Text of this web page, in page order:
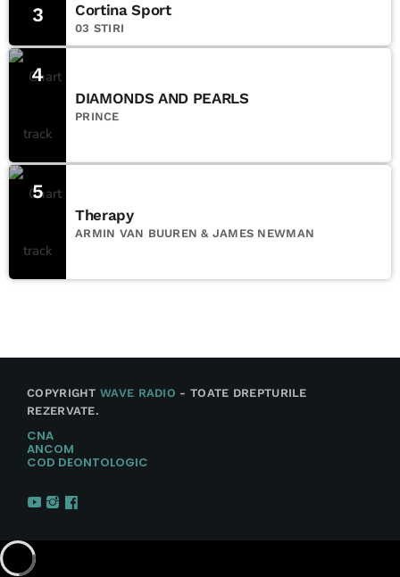
3 Cortina Sport
03 STIRI
4
DIAMONDS AND PEARLS
PRINCE
5
Therapy
ARMIN VAN BUUREN & JAMES NEWMAN
COPYRIGHTWAVE RADIO - TOATE DREPTURILE
REZERVATE.
CNA
ANCOM
COD DEONTOLOGIC